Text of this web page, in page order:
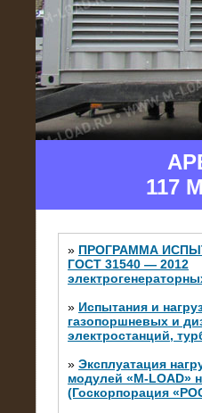
117
» ПРОГРАММА
ГОСТ 31540 — 2012
» Испытания и
газопоршневых и
электростанций,
» Эксплуатация
модулей «M-LOAD»
(Госкорпорация